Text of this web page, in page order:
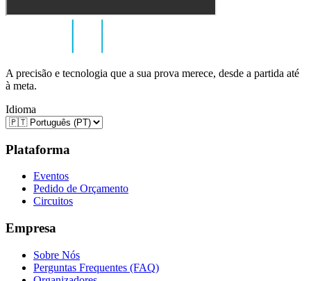
A precisão e tecnologia que a sua prova merece, desde a partida até
à meta.
Idioma
Plataforma
Eventos
Pedido de Orçamento
Circuitos
Empresa
Sobre Nós
Perguntas Frequentes (FAQ)